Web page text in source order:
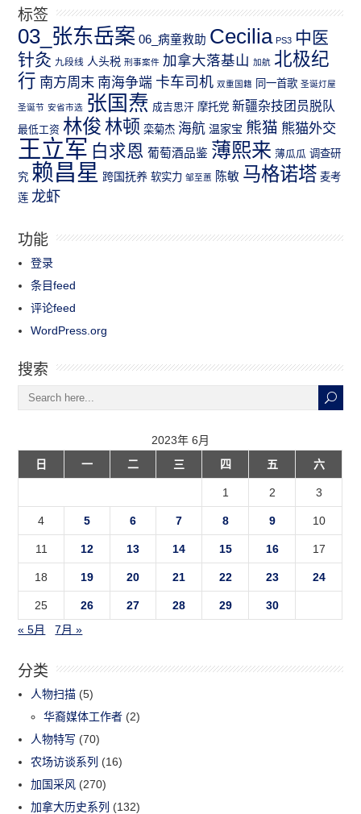
标签
03_张东岳案 06_病童救助 Cecilia PS3 中医
针灸 九段线 人头税 刑事案件 加拿大落基山 加航 北极纪
行 南方周末 南海争端 卡车司机 双重国籍 同一首歌 圣诞灯屋
圣诞节 安省市选 张国焘 成吉思汗 摩托党 新疆杂技团员脱队
最低工资 林俊 林顿 栾菊杰 海航 温家宝 熊猫 熊猫外交
王立军 白求恩 葡萄酒品鉴 薄熙来 薄瓜瓜 调查研
究 赖昌星 跨国抚养 软实力 邹至蕙 陈敏 马格诺塔 麦考
莲 龙虾
功能
登录
条目feed
评论feed
WordPress.org
搜索
2023年 6月
日
一 二 三 四 五 六
1 2 3
4 5 6 7 8 9 10
11 12 13 14 15 16 17
18 19 20 21 22 23 24
25 26 27 28 29
30
« 5月
7月 »
分类
人物扫描 (5)
华裔媒体工作者 (2)
人物特写 (70)
农场访谈系列 (16)
加国采风 (270)
加拿大历史系列 (132)